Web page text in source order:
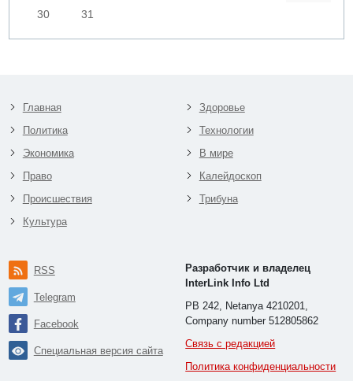
30
31
Главная
Политика
Экономика
Право
Происшествия
Культура
Здоровье
Технологии
В мире
Калейдоскоп
Трибуна
RSS
Telegram
Facebook
Специальная версия сайта
Разработчик и владелец
InterLink Info Ltd
PB 242, Netanya 4210201,
Company number 512805862
Связь с редакцией
Политика конфиденциальности